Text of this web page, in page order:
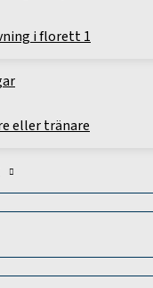
i florett 1
eller tränare